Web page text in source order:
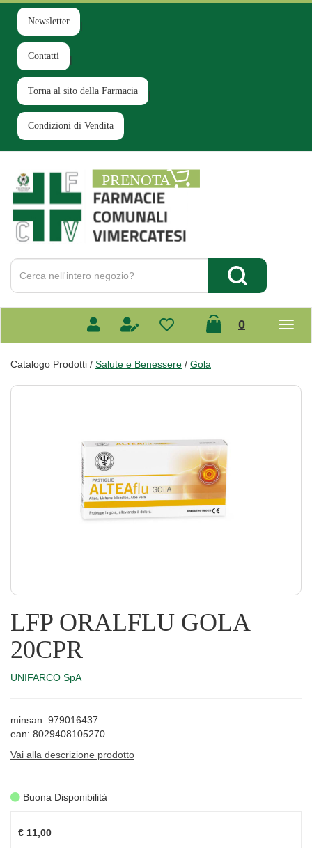
Passa
contenuto
principale
Newsletter
Contatti
Torna al sito della Farmacia
Condizioni di Vendita
Farmacia
Comunale
Cerca
Prodotto
Cerca Prodotto
0prodotti
Catalogo Prodotti / Salute e Benessere / Gola
LFP ORALFLU GOLA
20CPR
UNIFARCO SpA
minsan: 979016437
ean: 8029408105270
Vai alla descrizione prodotto
Buona Disponibilità
€ 11,00